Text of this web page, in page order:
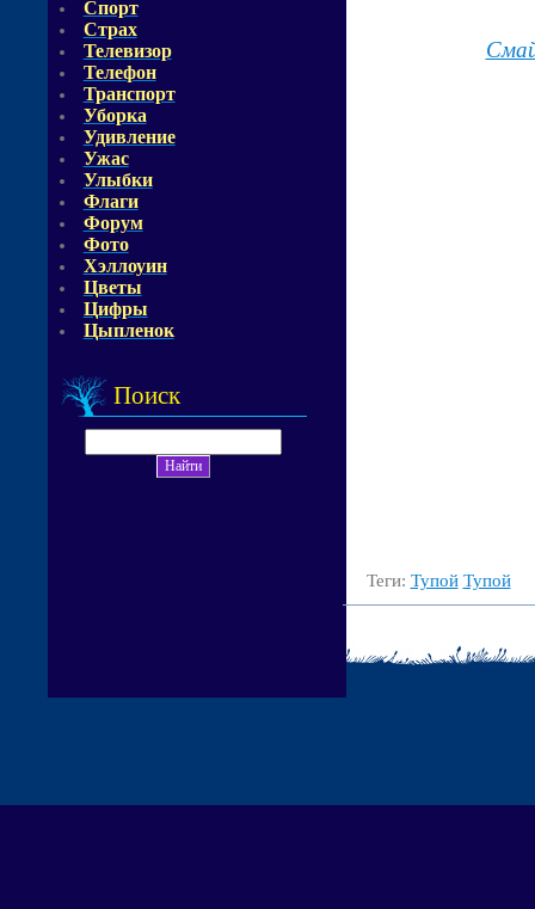
Спорт
Страх
Телевизор
Телефон
Транспорт
Уборка
Удивление
Ужас
Улыбки
Флаги
Форум
Фото
Хэллоуин
Цветы
Цифры
Цыпленок
Поиск
Теги: Тупой Тупой